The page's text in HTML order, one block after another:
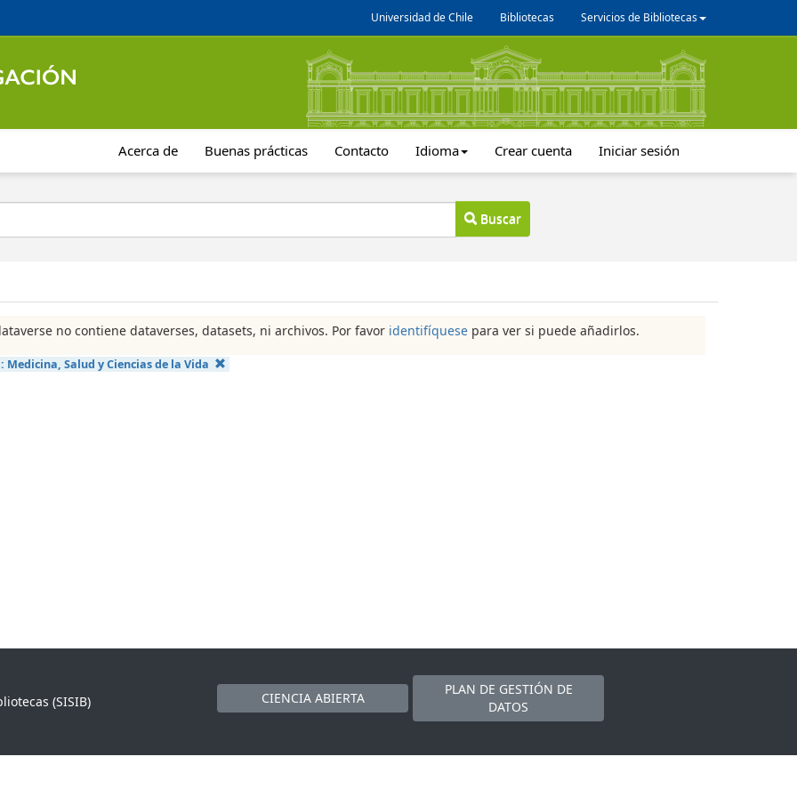
Universidad de Chile Bibliotecas Servicios de Bibliotecas
Acerca de Buenas prácticas Contacto Idioma Crear cuenta Iniciar sesión
Buscar
no contiene dataverses, datasets, ni archivos. Por favor identifíquese para ver si puede añadirlos.
Medicina, Salud y Ciencias de la Vida
(SISIB)
CIENCIA ABIERTA
PLAN DE GESTIÓN DE
DATOS